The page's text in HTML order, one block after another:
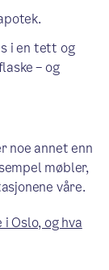
i en tett og
– og
noe annet enn
møbler,
våre.
Oslo, og hva